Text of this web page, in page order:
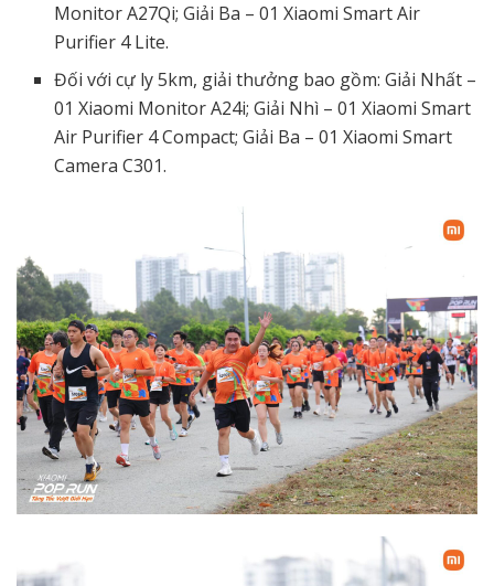
Monitor A27Qi; Giải Ba – 01 Xiaomi Smart Air
Purifier 4 Lite.
Đối với cự ly 5km, giải thưởng bao gồm: Giải Nhất –
01 Xiaomi Monitor A24i; Giải Nhì – 01 Xiaomi Smart
Air Purifier 4 Compact; Giải Ba – 01 Xiaomi Smart
Camera C301.